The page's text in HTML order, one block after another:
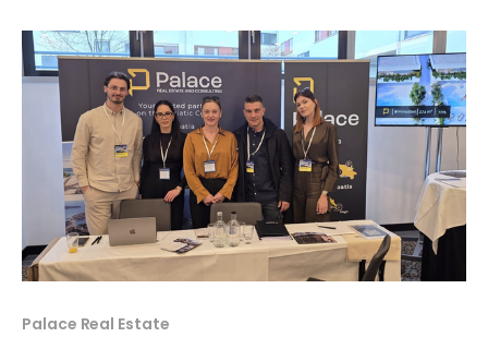
Palace Real Estate